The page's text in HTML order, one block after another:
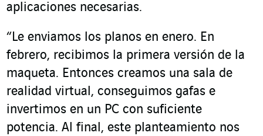
aplicaciones necesarias.
“Le enviamos los planos en enero. En
febrero, recibimos la primera versión de la
maqueta. Entonces creamos una sala de
realidad virtual, conseguimos gafas e
invertimos en un PC con suficiente
potencia. Al final, este planteamiento nos